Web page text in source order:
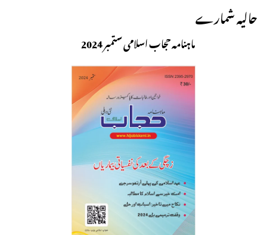
حالیہ شمارے
ماہنامہ حجاب اسلامی ستمبر 2024